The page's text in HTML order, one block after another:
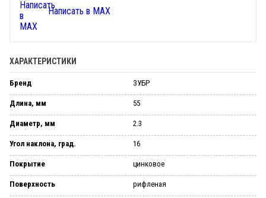
Написать в MAX
ХАРАКТЕРИСТИКИ
Бренд ЗУБР
Длина, мм 55
Диаметр, мм 2.3
Угол наклона, град. 16
Покрытие цинковое
Поверхность рифленая